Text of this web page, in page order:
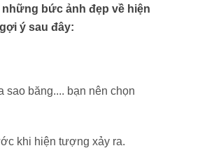
bức ảnh đẹp về hiện
ý sau đây:
băng.... bạn nên chọn
khi hiện tượng xảy ra.